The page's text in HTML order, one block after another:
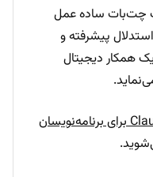
چت‌بات ساده عمل
پیشرفته و
همکار دیجیتال